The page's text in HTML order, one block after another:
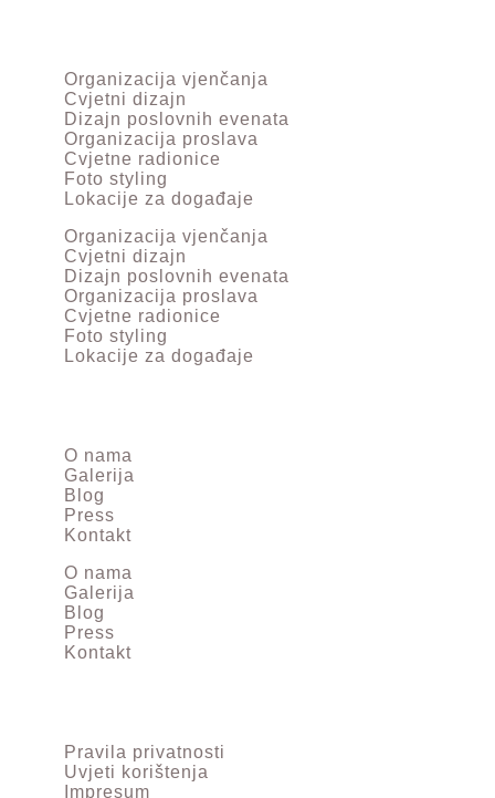
Organizacija vjenčanja
Cvjetni dizajn
Dizajn poslovnih evenata
Organizacija proslava
Cvjetne radionice
Foto styling
Lokacije za događaje
Organizacija vjenčanja
Cvjetni dizajn
Dizajn poslovnih evenata
Organizacija proslava
Cvjetne radionice
Foto styling
Lokacije za događaje
O nama
Galerija
Blog
Press
Kontakt
O nama
Galerija
Blog
Press
Kontakt
Pravila privatnosti
Uvjeti korištenja
Impresum